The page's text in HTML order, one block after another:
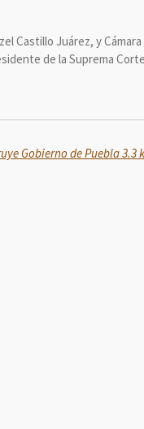
Castillo Juárez, y
de la Suprema